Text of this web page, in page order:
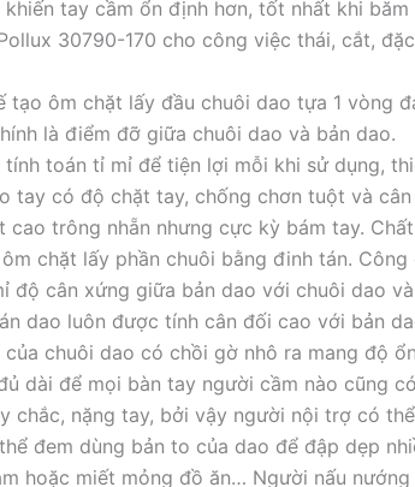
tay cầm ổn định hơn, tốt nhất khi băm
30790-170 cho công việc thái, cắt,
tạo ôm chặt lấy đầu chuôi dao tựa 1 vòng
là điểm đỡ giữa chuôi dao và bản dao.
toán tỉ mỉ để tiện lợi mỗi khi sử dụng,
tay có độ chặt tay, chống chơn tuột và
cao trông nhẵn nhưng cực kỳ bám tay.
chặt lấy phần chuôi bằng đinh tán. Công
độ cân xứng giữa bản dao với chuôi dao
dao luôn được tính cân đối cao với bản
của chuôi dao có chồi gờ nhô ra mang độ
dài để mọi bàn tay người cầm nào cũng
chắc, nặng tay, bởi vậy người nội trợ có
đem dùng bản to của dao để đập dẹp
hoặc miết mỏng đồ ăn… Người nấu